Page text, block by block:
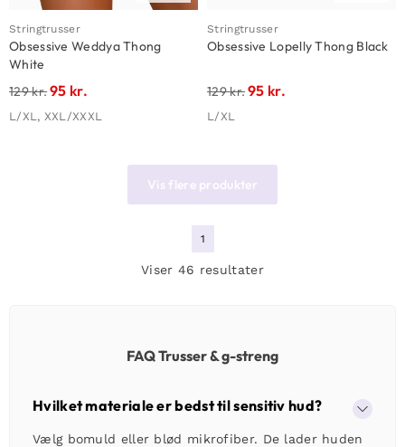
Stringtrusser
Obsessive Weddya Thong
White
129kr.95 kr.
L/XL, XXL/XXXL
Stringtrusser
Obsessive Lopelly Thong Black
129kr.95 kr.
L/XL
Vis flere produkter
1
Viser 46 resultater
FAQ Trusser & g-streng
Hvilket materiale er bedst til sensitiv hud?
Vælg bomuld eller blød mikrofiber. De lader huden